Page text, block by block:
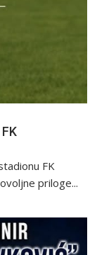
FK
priloge...